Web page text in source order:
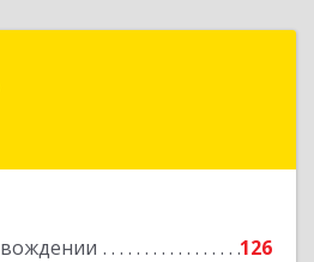
126
Петербург г, Константина
Подробнее